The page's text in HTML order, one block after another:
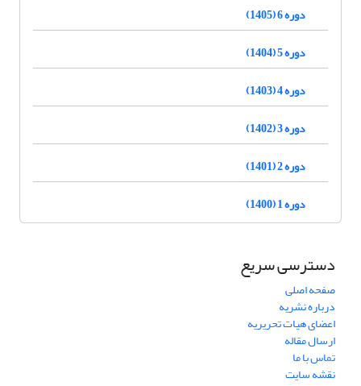
دوره 6 (1405)
دوره 5 (1404)
دوره 4 (1403)
دوره 3 (1402)
دوره 2 (1401)
دوره 1 (1400)
دسترسی سریع
صفحه اصلی
درباره نشریه
اعضای هیات تحریریه
ارسال مقاله
تماس با ما
نقشه سایت